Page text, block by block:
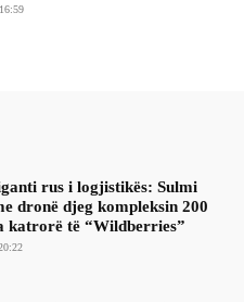
rus i logjistikës: Sulmi
dronë djeg kompleksin 200
katrorë të “Wildberries”